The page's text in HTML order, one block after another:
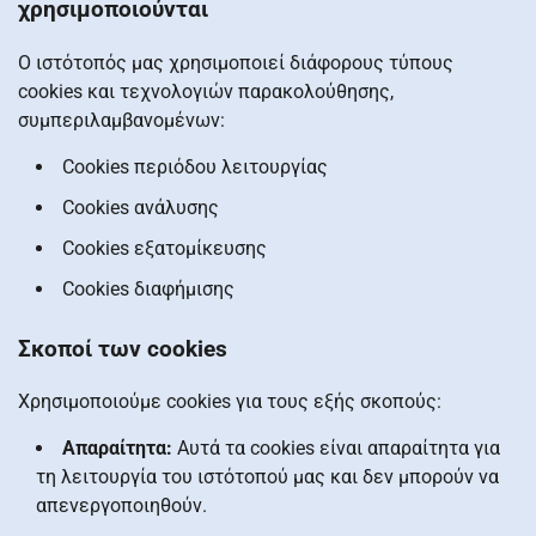
χρησιμοποιούνται
Ο ιστότοπός μας χρησιμοποιεί διάφορους τύπους
cookies και τεχνολογιών παρακολούθησης,
συμπεριλαμβανομένων:
Cookies περιόδου λειτουργίας
Cookies ανάλυσης
Cookies εξατομίκευσης
Cookies διαφήμισης
Σκοποί των cookies
Χρησιμοποιούμε cookies για τους εξής σκοπούς:
Απαραίτητα: Αυτά τα cookies είναι απαραίτητα για
τη λειτουργία του ιστότοπού μας και δεν μπορούν να
απενεργοποιηθούν.